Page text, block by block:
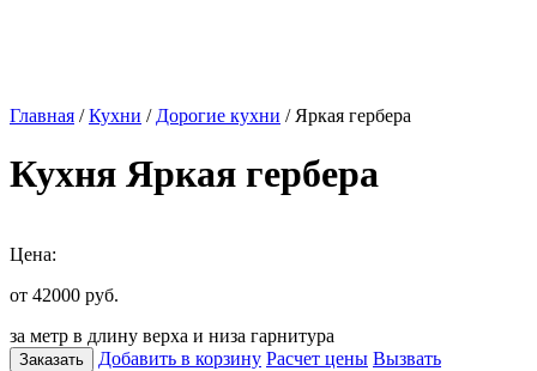
Главная /Кухни / Дорогие кухни / Яркая гербера
Кухня Яркая гербера
Цена:
от 42000 руб.
за метр в длину верха и низа гарнитура
Заказать Добавить в корзину Расчет цены Вызвать